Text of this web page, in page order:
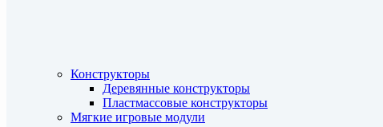
Конструкторы
Деревянные конструкторы
Пластмассовые конструкторы
Мягкие игровые модули